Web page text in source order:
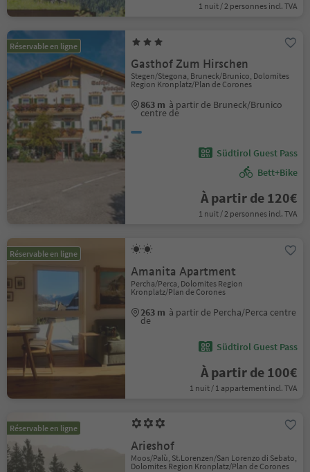
1 nuit / 2 personnes incl. TVA
Réservable en ligne
Gasthof Zum Hirschen
Stegen/Stegona, Bruneck/Brunico, Dolomites
Region Kronplatz/Plan de Corones
863 m à partir de Bruneck/Brunico
centre de
Südtirol Guest Pass
Bett+Bike
À partir de 120€
1 nuit / 2 personnes incl. TVA
Réservable en ligne
Amanita Apartment
Percha/Perca, Dolomites Region
Kronplatz/Plan de Corones
263 m à partir de Percha/Perca centre
de
Südtirol Guest Pass
À partir de 100€
1 nuit / 1 appartement incl. TVA
Réservable en ligne
Arieshof
Moos/Palù, St.Lorenzen/San Lorenzo di Sebato,
Dolomites Region Kronplatz/Plan de Corones